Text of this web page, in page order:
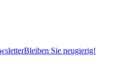
Bleiben Sie neugierig!